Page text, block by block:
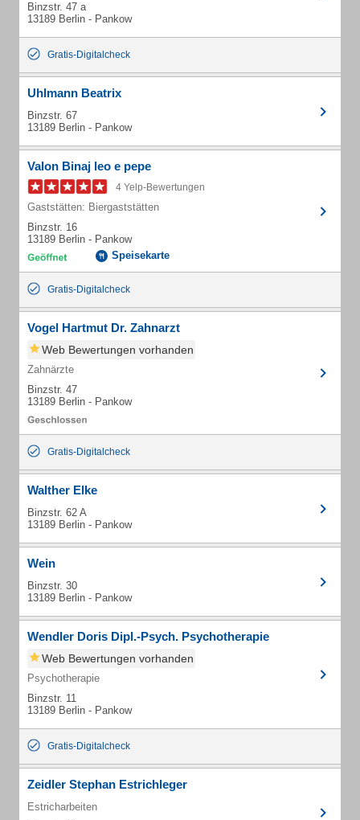
Binzstr. 47 a
13189 Berlin - Pankow
Gratis-Digitalcheck
Uhlmann Beatrix
Binzstr. 67
13189 Berlin - Pankow
Valon Binaj leo e pepe
4 Yelp-Bewertungen
Gaststätten: Biergaststätten
Binzstr. 16
13189 Berlin - Pankow
Speisekarte
Gratis-Digitalcheck
Vogel Hartmut Dr. Zahnarzt
Web Bewertungen vorhanden
Zahnärzte
Binzstr. 47
13189 Berlin - Pankow
Gratis-Digitalcheck
Walther Elke
Binzstr. 62 A
13189 Berlin - Pankow
Wein
Binzstr. 30
13189 Berlin - Pankow
Wendler Doris Dipl.-Psych. Psychotherapie
Web Bewertungen vorhanden
Psychotherapie
Binzstr. 11
13189 Berlin - Pankow
Gratis-Digitalcheck
Zeidler Stephan Estrichleger
Estricharbeiten